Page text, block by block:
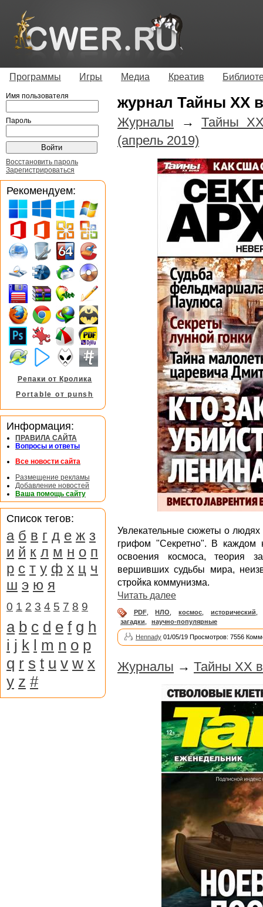
Программы Игры Медиа Креатив
журнал Тайны XX
Журналы → Тайны
(апрель 2019)
Увлекательные сюжеты о
грифом "Секретно". В каждом
освоения космоса, теория
вершивших судьбы мира,
стройка коммунизма.
Читать далее
PDF, НЛО космос исторический
загадки
научно-популярные
Hennady 01/05/19 Просмотров: 7556
Журналы → Тайны XX
Имя пользователя
Пароль
Восстановить пароль
Зарегистрироваться
Рекомендуем:
Репаки от Кролика
Portable от punsh
Информация:
ПРАВИЛА САЙТА
Вопросы и ответы
Все новости сайта
Размещение рекламы
Добавление новостей
Ваша помощь сайту
Список тегов:
а б в г д е ж з
и й к л м н о п
р с т у ф х ц ч
ш э ю я
0 1 2 3 4 5 7 8 9
a b c d e f g h
i j k l m n o p
q r s t u v w x
y z #